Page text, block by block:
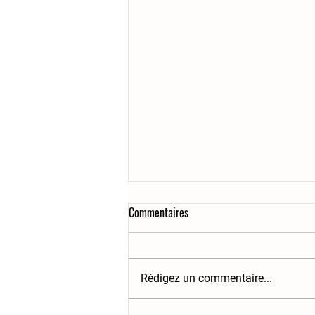
Les courgettes sont arrivées!
Commentaires
Rédigez un commentaire...